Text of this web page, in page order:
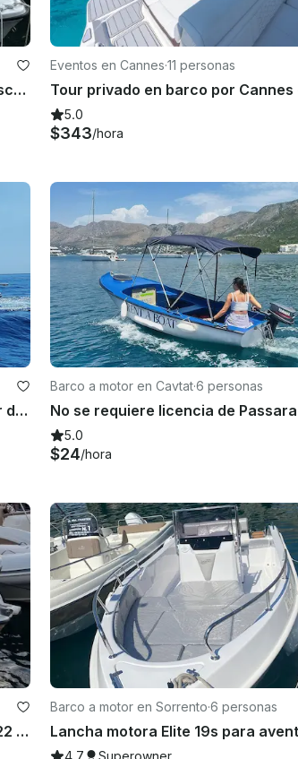
Barco Istriano Pasara de 14 pies: pesca o placer
Eventos en Cannes·11 personas
5.0
$343/hora
Luxury Cranchi Zaffiro 34 — Alquiler de yates privados en Taormina con Skipper & Ape
Barco a motor en Cavtat·6 personas
5.0
$24/hora
Lancha motora Karel Ithaca 550 2022 en Sorrento, Campania
Barco a motor en Sorrento·6 personas
4.7 Superowner